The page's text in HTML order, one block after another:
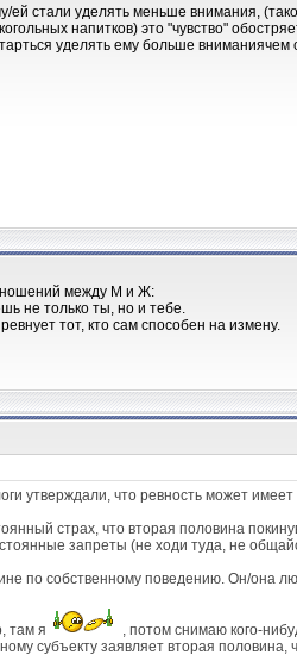
ей стали уделять меньше внимания,
напитков) это "чувство"
уделять ему больше
между М и Ж:
не только ты, но и тебе.
тот, кто сам способен на измену.
утверждали, что ревность может
страх, что вторая половина
запреты (не ходи туда, не
по собственному поведению. Он/она
там я , потом снимаю кого-
субъекту заявляет вторая половина,